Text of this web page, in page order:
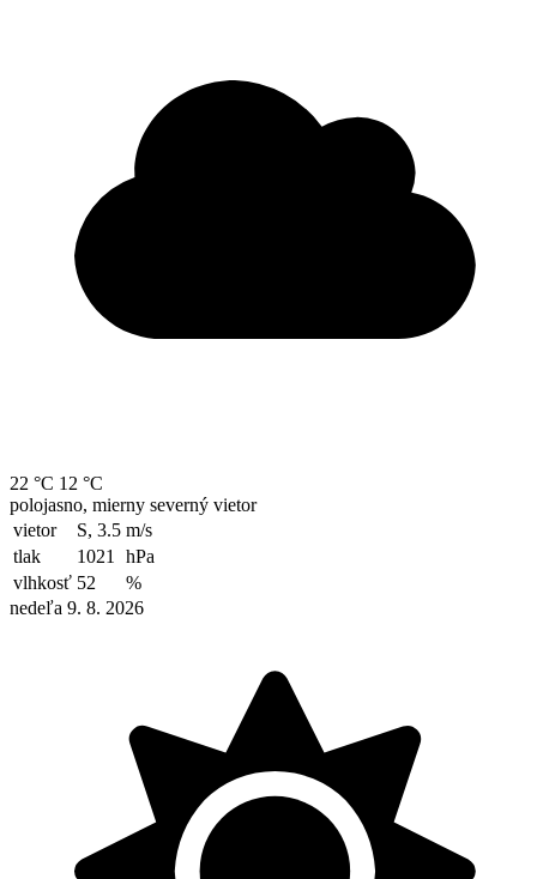
22 °C 12 °C
polojasno, mierny severný vietor
vietor
S, 3.5 m/s
tlak
1021
hPa
vlhkosť 52
%
nedeľa 9. 8. 2026